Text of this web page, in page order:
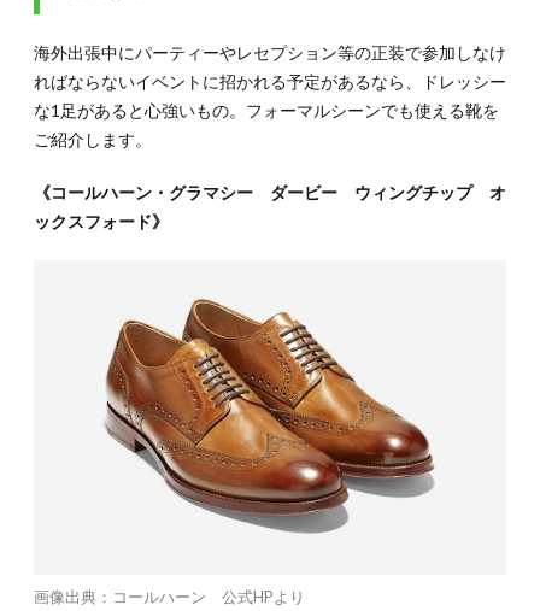
海外出張中にパーティーやレセプション等の正装で参加しなけ
ればならないイベントに招かれる予定があるなら、ドレッシー
な1足があると心強いもの。フォーマルシーンでも使える靴を
ご紹介します。
《コールハーン・グラマシー ダービー ウィングチップ オ
ックスフォード》
画像出典：コールハーン 公式HPより